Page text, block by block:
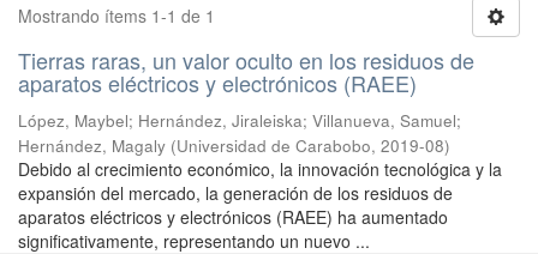
Mostrando ítems 1-1 de 1
Tierras raras, un valor oculto en los residuos de
aparatos eléctricos y electrónicos (RAEE)
López, Maybel; Hernández, Jiraleiska; Villanueva, Samuel;
Hernández, Magaly (Universidad de Carabobo, 2019-08)
Debido al crecimiento económico, la innovación tecnológica y la
expansión del mercado, la generación de los residuos de
aparatos eléctricos y electrónicos (RAEE) ha aumentado
significativamente, representando un nuevo ...